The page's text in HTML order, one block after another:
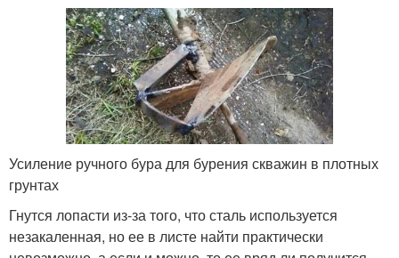
Усиление ручного бура для бурения скважин в плотных
грунтах
Гнутся лопасти из-за того, что сталь используется
незакаленная, но ее в листе найти практически